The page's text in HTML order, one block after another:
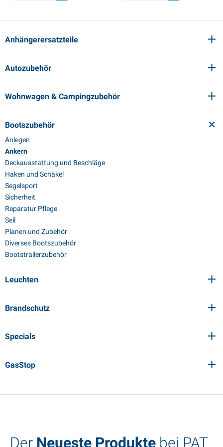
Anhängerersatzteile
Autozubehör
Wohnwagen & Campingzubehör
Bootszubehör
Anlegen
Ankern
Deckausstattung und Beschläge
Haken und Schäkel
Segelsport
Sicherheit
Reparatur Pflege
Seil
Planen und Zubehör
Diverses Bootszubehör
Bootstrailerzubehör
Leuchten
Brandschutz
Specials
GasStop
Der Neueste Produkte bei PAT